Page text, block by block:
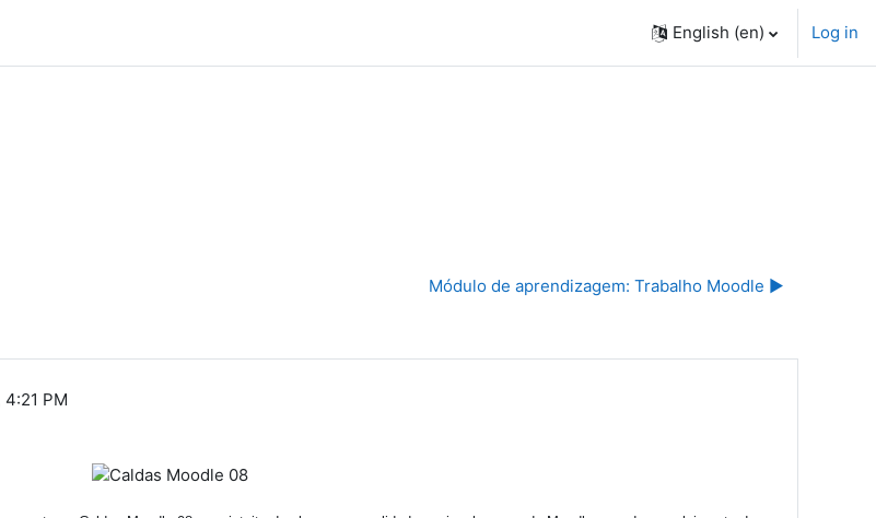
English ‎(en)‎ Log in
Módulo de aprendizagem: Trabalho Moodle ▶︎
PM